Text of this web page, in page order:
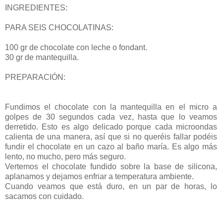
INGREDIENTES:
PARA SEIS CHOCOLATINAS:
100 gr de chocolate con leche o fondant.
30 gr de mantequilla.
PREPARACIÓN:
Fundimos el chocolate con la mantequilla en el micro a
golpes de 30 segundos cada vez, hasta que lo veamos
derretido. Esto es algo delicado porque cada microondas
calienta de una manera, así que si no queréis fallar podéis
fundir el chocolate en un cazo al baño maría. Es algo más
lento, no mucho, pero más seguro.
Vertemos el chocolate fundido sobre la base de silicona,
aplanamos y dejamos enfriar a temperatura ambiente.
Cuando veamos que está duro, en un par de horas, lo
sacamos con cuidado.